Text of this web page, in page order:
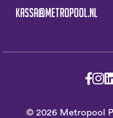
kassa@metropool.nl
© 2026 Metropool